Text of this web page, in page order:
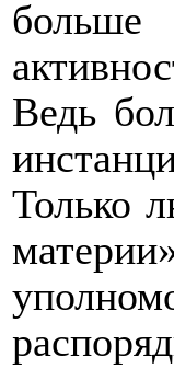
больше
Ведь
Только